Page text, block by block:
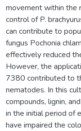
movement within the
control of P.
can contribute to
fungus Pochonia
effectively reduced
However, the
7380 contributed to
nematodes. In this
compounds, lignin,
in the initial period of
have impaired the